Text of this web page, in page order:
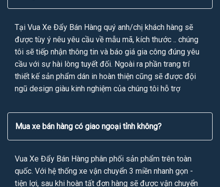
Tại Vua Xe Đẩy Bán Hàng quý anh/chị khách hàng sẽ
được tùy ý nêu yêu cầu về mẫu mã, kích thước .. chúng
tôi sẽ tiếp nhận thông tin và báo giá gia công đúng yêu
cầu với sự hài lòng tuyết đối. Ngoài ra phần trang trí
thiết kế sản phẩm dán in hoàn thiện cũng sẽ được đội
ngũ design giàu kinh nghiệm của chúng tôi hỗ trợ
Mua xe bán hàng có giao ngoại tỉnh không?
Vua Xe Đẩy Bán Hàng phân phối sản phẩm trên toàn
quốc. Với hệ thống xe vận chuyển 3 miền nhanh gọn -
tiện lợi, sau khi hoàn tất đơn hàng sẽ được vận chuyển